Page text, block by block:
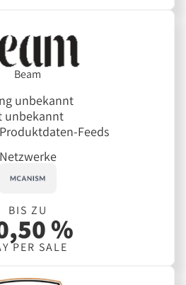
Beam
unbekannt
unbekannt
Feeds
Netzwerke
BIS ZU
%
PER SALE